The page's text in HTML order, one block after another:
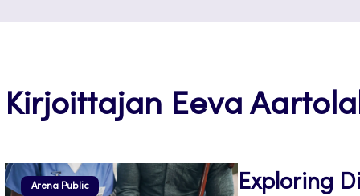
Kirjoittajan Eeva
Arena Public
Exploring